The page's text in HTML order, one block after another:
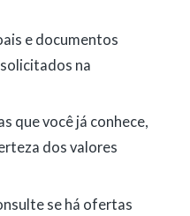
e documentos
na
que você já conhece,
dos valores
se há ofertas